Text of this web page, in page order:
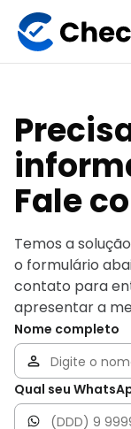
Fale
Temos a
o formulário
contato para
apresentar a
Nome completo
Qual seu